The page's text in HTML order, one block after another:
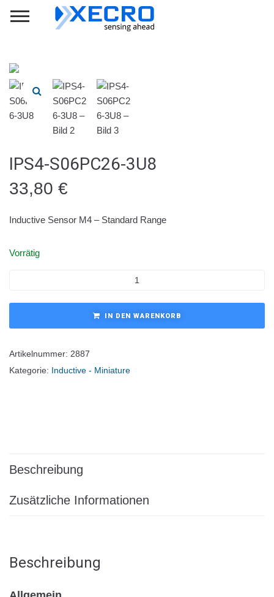
IPS4-S06PC26-3U8
33,80 €
Inductive Sensor M4 – Standard Range
Vorrätig
IN DEN WARENKORB
Artikelnummer: 2887
Kategorie: Inductive - Miniature
Beschreibung
Zusätzliche Informationen
Beschreibung